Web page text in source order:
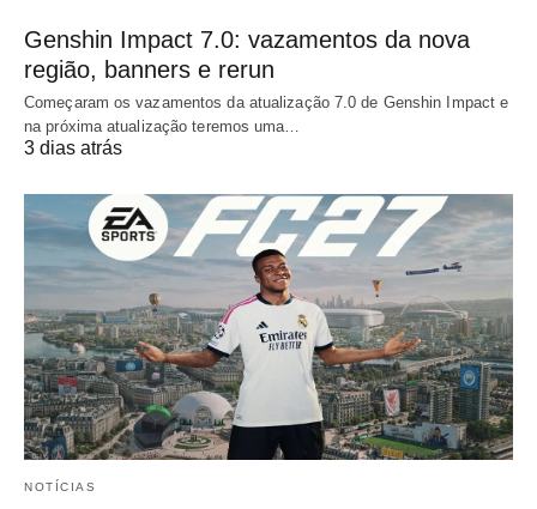
Genshin Impact 7.0: vazamentos da nova
região, banners e rerun
Começaram os vazamentos da atualização 7.0 de Genshin Impact e
na próxima atualização teremos uma…
3 dias atrás
NOTÍCIAS